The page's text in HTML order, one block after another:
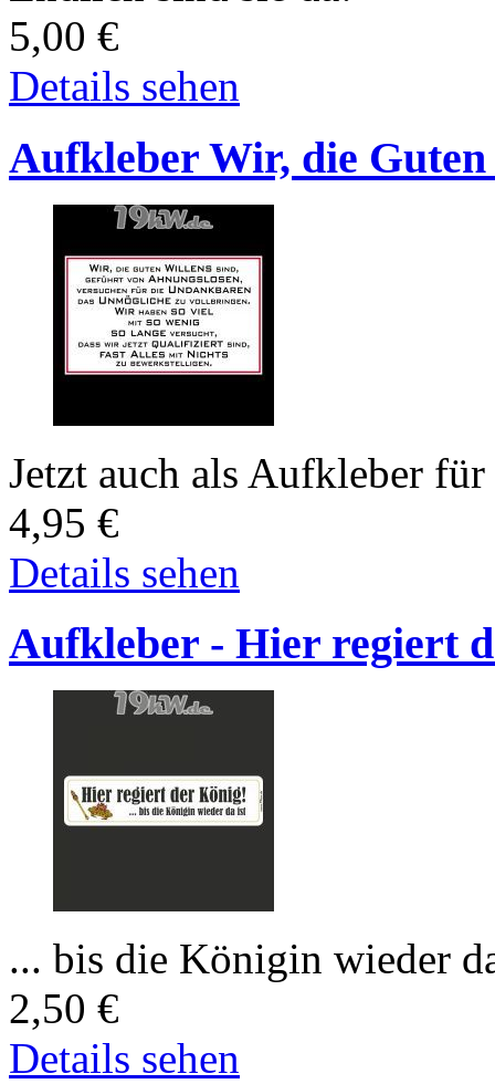
5,00 €
Details sehen
Aufkleber Wir, die
Jetzt auch als Aufkleber
4,95 €
Details sehen
Aufkleber - Hier regiert
... bis die Königin wieder
2,50 €
Details sehen